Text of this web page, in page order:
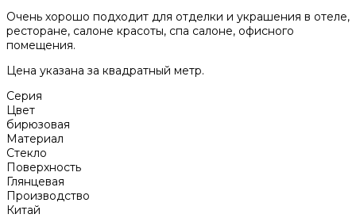
Очень хорошо подходит для отделки и украшения в отеле,
ресторане, салоне красоты, спа салоне, офисного
помещения.
Цена указана за квадратный метр.
Серия
Цвет
бирюзовая
Материал
Стекло
Поверхность
Глянцевая
Производство
Китай